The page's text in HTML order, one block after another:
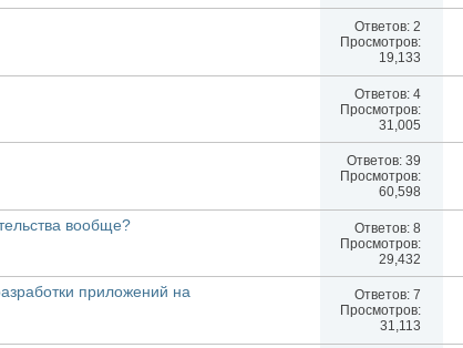
Ответов:2
Просмотров:
19,133
Ответов:4
Просмотров:
31,005
Ответов:39
Просмотров:
60,598
вообще? Ответов:8
Просмотров:
29,432
приложений на
Ответов:7
Просмотров:
31,113